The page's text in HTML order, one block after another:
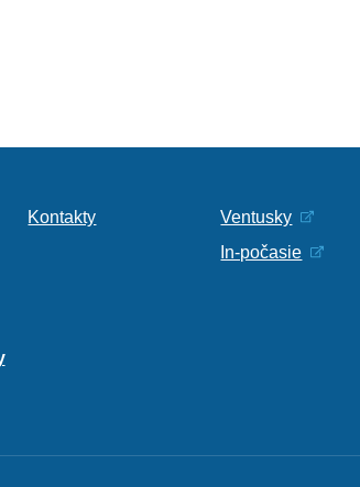
Kontakty
Ventusky
In-počasie